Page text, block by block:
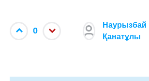
0
Наурызбай
Қанатұлы